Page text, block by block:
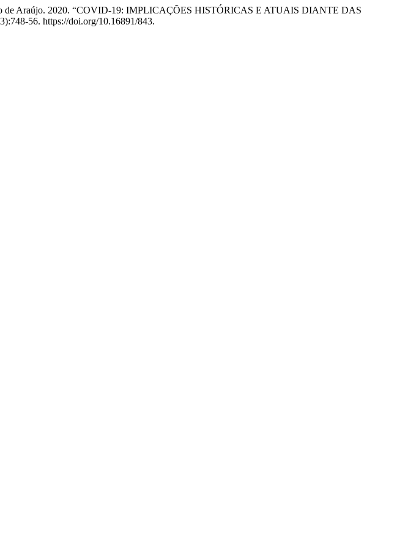
de Araújo. 2020. “COVID-19: IMPLICAÇÕES HISTÓRICAS E ATUAIS DIANTE DAS
56. https://doi.org/10.16891/843.